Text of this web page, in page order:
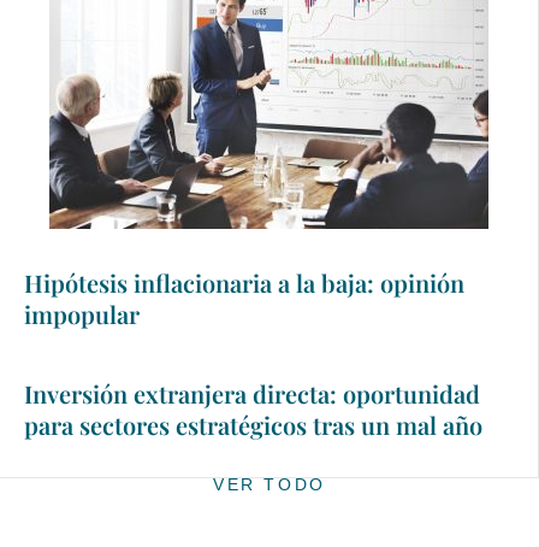
Hipótesis inflacionaria a la baja: opinión
impopular
Inversión extranjera directa: oportunidad
para sectores estratégicos tras un mal año
VER TODO